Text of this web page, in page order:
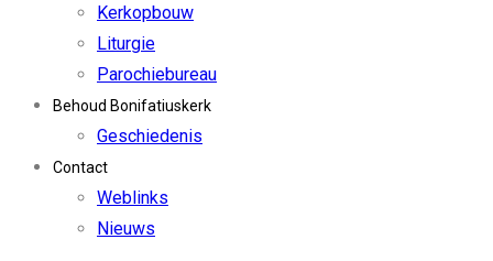
Kerkopbouw
Liturgie
Parochiebureau
Behoud Bonifatiuskerk
Geschiedenis
Contact
Weblinks
Nieuws